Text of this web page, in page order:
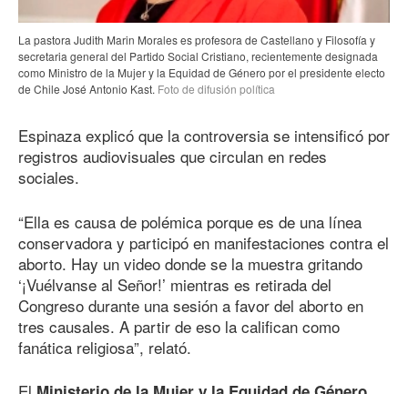
La pastora Judith Marin Morales es profesora de Castellano y Filosofía y
secretaria general del Partido Social Cristiano, recientemente designada
como Ministro de la Mujer y la Equidad de Género por el presidente electo
de Chile José Antonio Kast. Foto de difusión política
Espinaza explicó que la controversia se intensificó por
registros audiovisuales que circulan en redes
sociales.
“Ella es causa de polémica porque es de una línea
conservadora y participó en manifestaciones contra el
aborto. Hay un video donde se la muestra gritando
‘¡Vuélvanse al Señor!’ mientras es retirada del
Congreso durante una sesión a favor del aborto en
tres causales. A partir de eso la califican como
fanática religiosa”, relató.